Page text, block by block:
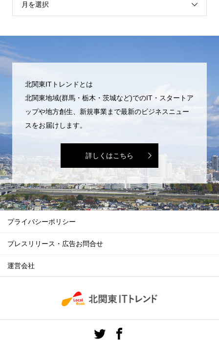
月を選択
北関東ITトレンドとは
北関東地域(群馬・栃木・茨城など)でのIT・スタートア
ップや地方創生、新規事業まで最新のビジネスニュー
スをお届けします。
詳しくはこちら
プライバシーポリシー
プレスリリース・広告お問合せ
運営会社